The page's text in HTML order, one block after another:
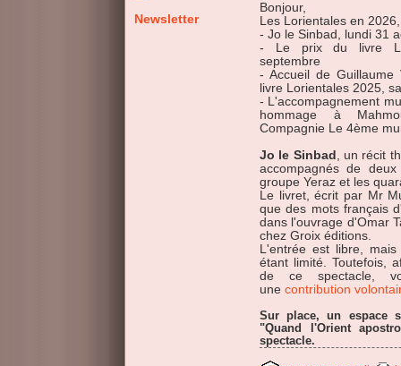
Newsletter
Bonjour,
Les Lorientales en
- Jo le Sinbad, lundi 31
- Le prix du livre
septembre
- Accueil de
livre Lorientales 2025,
- L'accompagnement
hommage à
Compagnie Le 4ème
Jo le Sinbad , un récit
accompagnés de
groupe Yeraz et les
Le livret, écrit par Mr
que des mots français
dans l'ouvrage d'Omar
chez Groix éditions.
L'entrée est libre,
étant limité. Toutefois,
de ce spectacle,
une contribution
Sur place, un espace
"Quand l'Orient
spectacle.